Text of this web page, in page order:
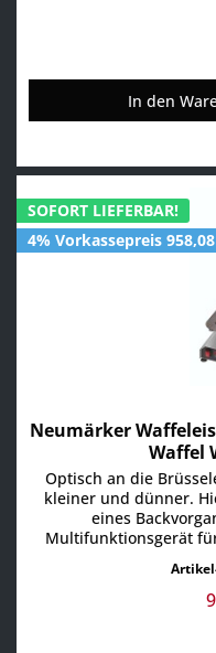
In den
SOFORT LIEFERBAR!
4% Vorkassepreis
Neumärker
Waffel
Optisch an die
kleiner und dünner.
eines
Multifunktionsgerät
Aktuell über 25
z.B. für Waffeln,